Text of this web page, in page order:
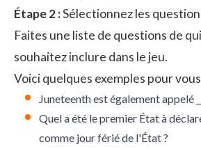
Étape 2 :Sélectionnez les
Faites une liste de questions de
souhaitez inclure dans le jeu.
Voici quelques exemples pour
Juneteenth est également appelé
Quel a été le premier État à
comme jour férié de l'État ?